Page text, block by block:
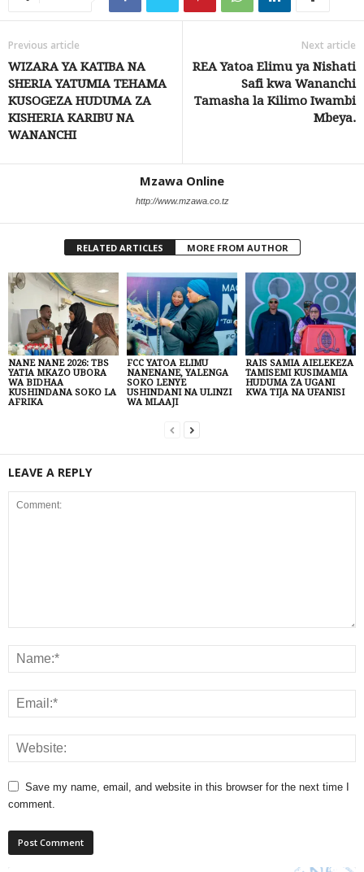
Previous article
WIZARA YA KATIBA NA
SHERIA YATUMIA TEHAMA
KUSOGEZA HUDUMA ZA
KISHERIA KARIBU NA
WANANCHI
Next article
REA Yatoa Elimu ya Nishati
Safi kwa Wananchi
Tamasha la Kilimo Iwambi
Mbeya.
Mzawa Online
http://www.mzawa.co.tz
RELATED ARTICLES MORE FROM AUTHOR
NANE NANE 2026: TBS
YATIA MKAZO UBORA
WA BIDHAA
KUSHINDANA SOKO LA
AFRIKA
FCC YATOA ELIMU
NANENANE, YALENGA
SOKO LENYE
USHINDANI NA ULINZI
WA MLAAJI
RAIS SAMIA AIELEKEZA
TAMISEMI KUSIMAMIA
HUDUMA ZA UGANI
KWA TIJA NA UFANISI
LEAVE A REPLY
Save my name, email, and website in this browser for the next time I
comment.